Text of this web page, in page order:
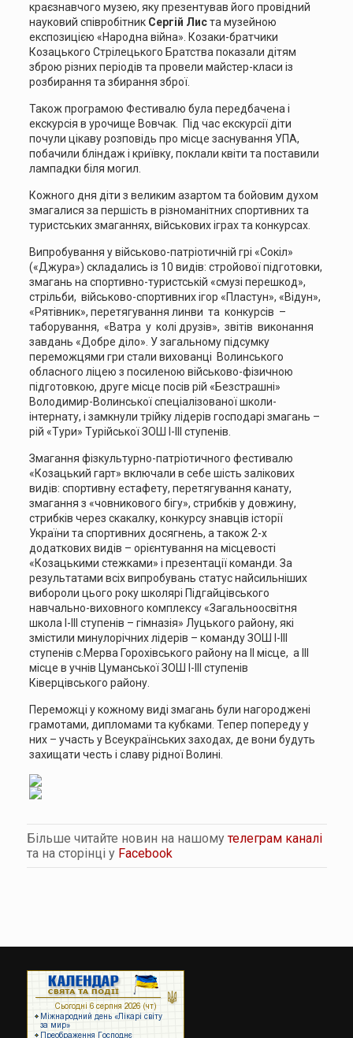
краєзнавчого музею, яку презентував його провідний
науковий співробітник Сергій Листа музейною
експозицією «Народна війна». Козаки-братчики
Козацького Стрілецького Братства показали дітям
зброю різних періодів та провели майстер-класи із
розбирання та збирання зброї.
Також програмою Фестивалю була передбачена і
екскурсія в урочище Вовчак. Під час екскурсії діти
почули цікаву розповідь про місце заснування УПА,
побачили бліндаж і криївку, поклали квіти та поставили
лампадки біля могил.
Кожного дня діти з великим азартом та бойовим духом
змагалися за першість в різноманітних спортивних та
туристських змаганнях, військових іграх та конкурсах.
Випробування у військово-патріотичній грі «Сокіл»
(«Джура») складались із 10 видів: стройової підготовки,
змагань на спортивно-туристській «смузі перешкод»,
стрільби, військово-спортивних ігор «Пластун», «Відун»,
«Рятівник», перетягування линви та конкурсів –
таборування, «Ватра у колі друзів», звітів виконання
завдань «Добре діло». У загальному підсумку
переможцями гри стали вихованці Волинського
обласного ліцею з посиленою військово-фізичною
підготовкою, друге місце посів рій «Безстрашні»
Володимир-Волинської спеціалізованої школи-
інтернату, і замкнули трійку лідерів господарі змагань –
рій «Тури» Турійської ЗОШ І-ІІІ ступенів.
Змагання фізкультурно-патріотичного фестивалю
«Козацький гарт» включали в себе шість залікових
видів: спортивну естафету, перетягування канату,
змагання з «човникового бігу», стрибків у довжину,
стрибків через скакалку, конкурсу знавців історії
України та спортивних досягнень, а також 2-х
додаткових видів – орієнтування на місцевості
«Козацькими стежками» і презентації команди. За
результатами всіх випробувань статус найсильніших
вибороли цього року школярі Підгайцівського
навчально-виховного комплексу «Загальноосвітня
школа І-ІІІ ступенів – гімназія» Луцького району, які
змістили минулорічних лідерів – команду ЗОШ І-ІІІ
ступенів с.Мерва Горохівського району на ІІ місце, а ІІІ
місце в учнів Цуманської ЗОШ І-ІІІ ступенів
Ківерцівського району.
Переможці у кожному виді змагань були нагороджені
грамотами, дипломами та кубками. Тепер попереду у
них – участь у Всеукраїнських заходах, де вони будуть
захищати честь і славу рідної Волині.
Більше читайте новин на нашомутелеграм каналі
та на сторінці у Facebook